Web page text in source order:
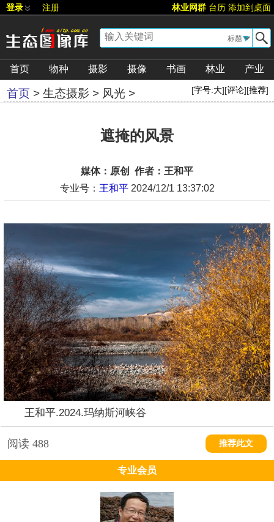
登录 注册 林业网群 台历 添加到桌面
▼
首页 物种 摄影 摄像 书画 林业 产业
首页 > 生态摄影 > 风光 > [字号:大][评论][推荐]
遮掩的风景
媒体：原创 作者：王和平
专业号： 王和平 2024/12/1 13:37:02
王和平.2024.玛纳斯河峡谷
阅读 488 推荐此文
专业会员